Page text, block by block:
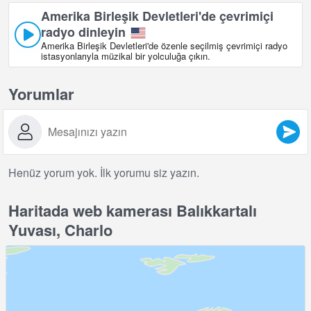
Amerika Birleşik Devletleri'de çevrimiçi
radyo dinleyin
Amerika Birleşik Devletleri'de özenle seçilmiş çevrimiçi radyo
istasyonlarıyla müzikal bir yolculuğa çıkın.
Yorumlar
Henüz yorum yok. İlk yorumu siz yazın.
Haritada web kamerası Balıkkartalı
Yuvası, Charlo